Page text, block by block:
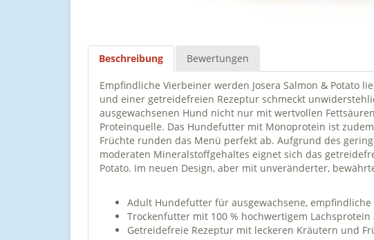
Beschreibung Bewertungen
Empfindliche Vierbeiner werden Josera Salmon & Potato
und einer getreidefreien Rezeptur schmeckt
ausgewachsenen Hund nicht nur mit wertvollen
Proteinquelle. Das Hundefutter mit Monoprotein ist
Früchte runden das Menü perfekt ab. Aufgrund des
moderaten Mineralstoffgehaltes eignet sich das
Potato. Im neuen Design, aber mit unveränderter,
Adult Hundefutter für ausgewachsene,
Trockenfutter mit 100 % hochwertigem
Getreidefreie Rezeptur mit leckeren Kräutern und